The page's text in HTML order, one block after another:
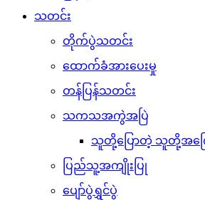
သကသအကွဲအပြဲ
သူတို့ပြောတဲ့ သူတို့အကြေ
ပြည်သူ့အကျိုးပြု
ပျော်ပွဲရွှင်ပွဲ
အားကစားသတင်း
နိုင်ငံတကာသတင်း
ပညာပေး
စိုက်ပျိုးရေး